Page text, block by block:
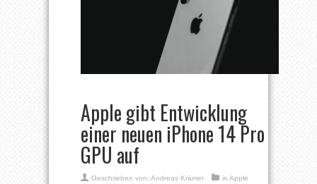
Apple gibt Entwicklung
einer neuen iPhone 14 Pro
GPU auf
Geschrieben von: Andreas Krämer in Apple